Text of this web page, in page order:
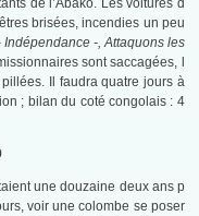
de l’Abako. Les voitures d
brisées, incendies un peu
Indépendance -, Attaquons les
sont saccagées, l
Il faudra quatre jours à
; bilan du coté congolais : 4
une douzaine deux ans p
voir une colombe se poser